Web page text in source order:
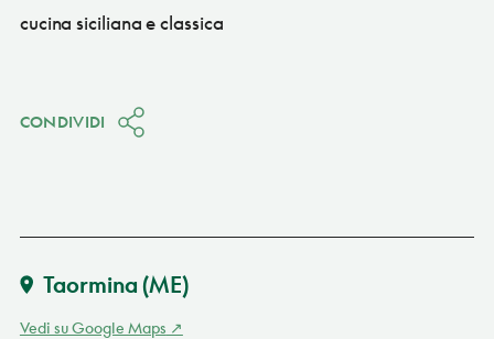
cucina siciliana e classica
CONDIVIDI
Taormina (ME)
Vedi su Google Maps